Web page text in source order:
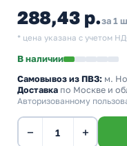
288,43 р.за 1
* цена указана с учетом
В наличии
Самовывоз из ПВЗ: м.
Доставка по Москве и
Авторизованному
− +